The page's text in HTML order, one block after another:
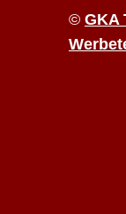
© GKA